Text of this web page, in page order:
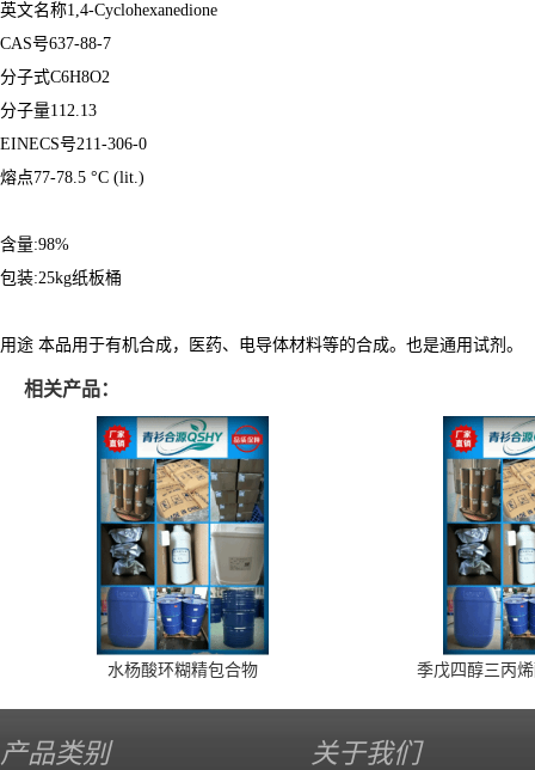
英文名称1,4-Cyclohexanedione
CAS号637-88-7
分子式C6H8O2
分子量112.13
EINECS号211-306-0
熔点77-78.5 °C (lit.)
含量:98%
包装:25kg纸板桶
用途 本品用于有机合成，医药、电导体材料等的合成。也是通用试剂。
相关产品：
水杨酸环糊精包合物 季戊四醇三丙
产品类别 关于我们